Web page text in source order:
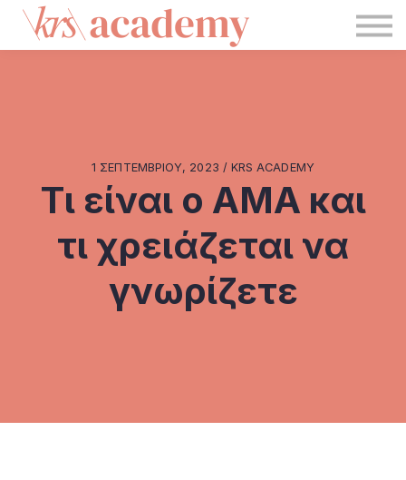
KRS
1 ΣΕΠΤΕΜΒΡΊΟΥ, 2023 / KRS ACADEMY
Τι είναι ο ΑΜΑ και
τι χρειάζεται να
γνωρίζετε